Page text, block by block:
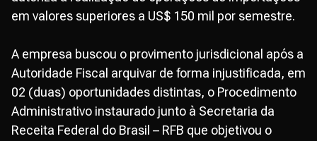
em valores superiores a US$ 150 mil por semestre.
A empresa buscou o provimento jurisdicional após a
Autoridade Fiscal arquivar de forma injustificada, em
02 (duas) oportunidades distintas, o Procedimento
Administrativo instaurado junto à Secretaria da
Receita Federal do Brasil – RFB que objetivou o